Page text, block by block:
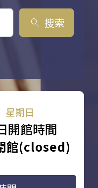
search 搜索
星期日
開館時間
館(closed)